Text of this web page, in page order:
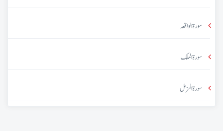
سورۃ الواقعہ
سورۃ الملک
سورۃ المزمل